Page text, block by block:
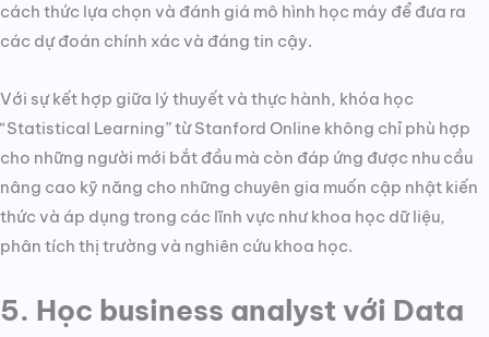
cách thức lựa chọn và đánh giá mô hình học máy để đưa ra
các dự đoán chính xác và đáng tin cậy.
Với sự kết hợp giữa lý thuyết và thực hành, khóa học
“Statistical Learning” từ Stanford Online không chỉ phù hợp
cho những người mới bắt đầu mà còn đáp ứng được nhu cầu
nâng cao kỹ năng cho những chuyên gia muốn cập nhật kiến
thức và áp dụng trong các lĩnh vực như khoa học dữ liệu,
phân tích thị trường và nghiên cứu khoa học.
5. Học business analyst với Data